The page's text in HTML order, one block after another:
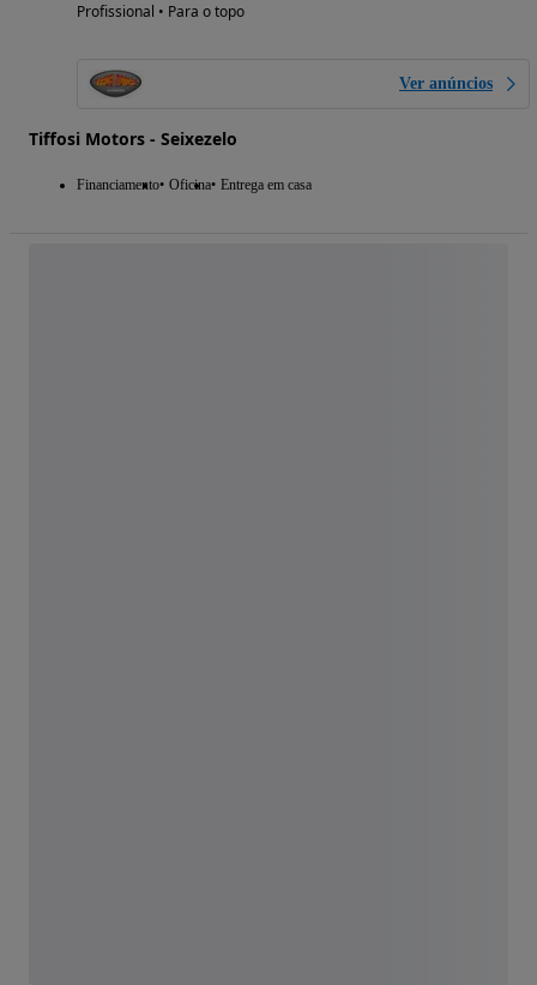
Profissional • Para o topo
Ver anúncios
Tiffosi Motors - Seixezelo
Financiamento Oficina Entrega em casa